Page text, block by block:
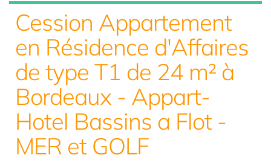
Cession Appartement
en Résidence d'Affaires
de type T1 de 24 m² à
Bordeaux - Appart-
Hotel Bassins a Flot -
MER et GOLF